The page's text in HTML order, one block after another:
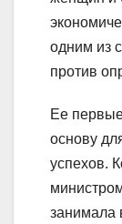
одним из
против
Ее
основу
успехов.
занимала